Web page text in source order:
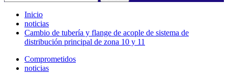
Inicio
noticias
Cambio de tubería y flange de acople de sistema de
distribución principal de zona 10 y 11
Comprometidos
noticias